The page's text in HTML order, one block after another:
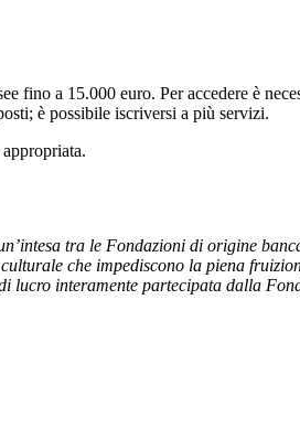
a 15.000 euro. Per accedere è
è possibile iscriversi a più servizi.
tra le Fondazioni di origine
che impediscono la piena
lucro interamente partecipata dalla